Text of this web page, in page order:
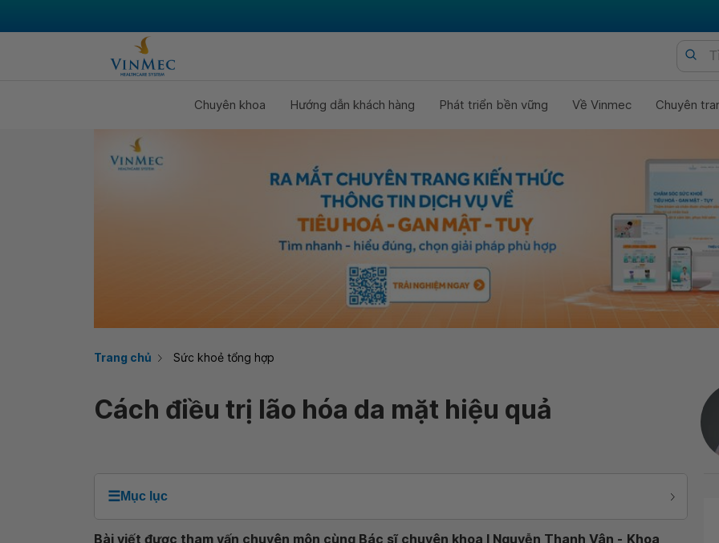
Chuyên khoa Hướng dẫn khách hàng Phát triển bền vững Về Vinmec Chuyên
Trang chủ Sức khoẻ tổng hợp
Cách điều trị lão hóa da mặt hiệu quả
☰Mục lục
Bài viết được tham vấn chuyên môn cùng Bác sĩ chuyên khoa I Nguyễn Thanh Vân - Khoa